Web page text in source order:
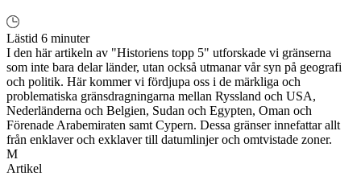
Lästid 6 minuter
I den här artikeln av "Historiens topp 5" utforskade vi gränserna
som inte bara delar länder, utan också utmanar vår syn på geografi
och politik. Här kommer vi fördjupa oss i de märkliga och
problematiska gränsdragningarna mellan Ryssland och USA,
Nederländerna och Belgien, Sudan och Egypten, Oman och
Förenade Arabemiraten samt Cypern. Dessa gränser innefattar allt
från enklaver och exklaver till datumlinjer och omtvistade zoner.
M
Artikel